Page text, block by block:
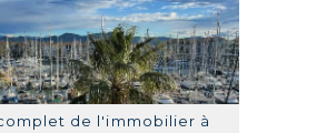
de l'immobilier à